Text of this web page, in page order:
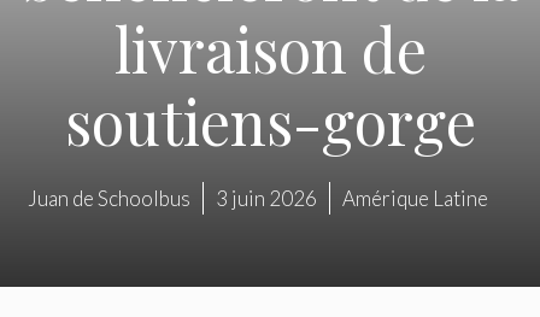
livraison de
soutiens-gorge
Juan de Schoolbus 3 juin 2026 Amérique Latine